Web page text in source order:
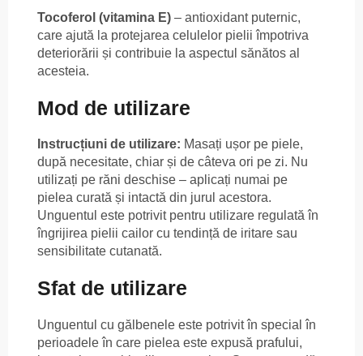
Tocoferol (vitamina E) – antioxidant puternic,
care ajută la protejarea celulelor pielii împotriva
deteriorării și contribuie la aspectul sănătos al
acesteia.
Mod de utilizare
Instrucțiuni de utilizare: Masați ușor pe piele,
după necesitate, chiar și de câteva ori pe zi. Nu
utilizați pe răni deschise – aplicați numai pe
pielea curată și intactă din jurul acestora.
Unguentul este potrivit pentru utilizare regulată în
îngrijirea pielii cailor cu tendință de iritare sau
sensibilitate cutanată.
Sfat de utilizare
Unguentul cu gălbenele este potrivit în special în
perioadele în care pielea este expusă prafului,